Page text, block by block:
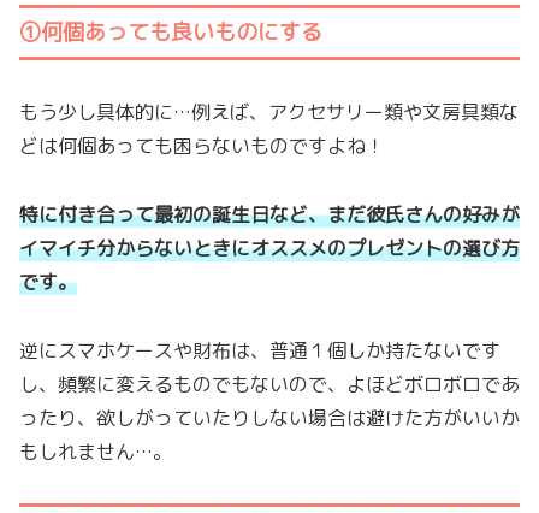
①何個あっても良いものにする
もう少し具体的に…例えば、アクセサリー類や文房具類な
どは何個あっても困らないものですよね！
特に付き合って最初の誕生日など、まだ彼氏さんの好みが
イマイチ分からないときにオススメのプレゼントの選び方
です。
逆にスマホケースや財布は、普通１個しか持たないです
し、頻繁に変えるものでもないので、よほどボロボロであ
ったり、欲しがっていたりしない場合は避けた方がいいか
もしれません…。